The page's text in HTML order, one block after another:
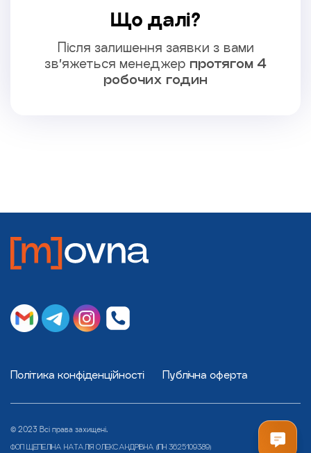
Що далі?
Після залишення заявки з вами
зв’яжеться менеджер протягом 4
робочих годин
Політика конфіденційності Публічна оферта
© 2023 Всі права захищені.
ФОП ЩЕПЕЛІНА НАТАЛІЯ ОЛЕКСАНДРІВНА (ІПН 3625109389)